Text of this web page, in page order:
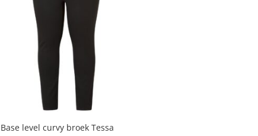
Base level curvy broek Tessa